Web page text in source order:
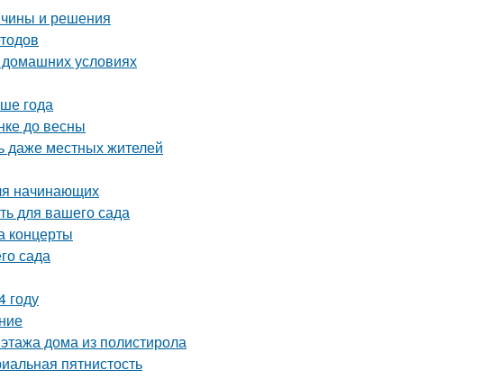
и решения
условиях
года
до весны
даже местных жителей
начинающих
для вашего сада
концерты
сада
году
дома из полистирола
пятнистость